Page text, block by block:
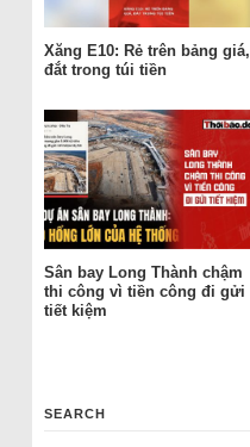
Xăng E10: Rẻ trên bảng giá,
đắt trong túi tiền
Sân bay Long Thành chậm
thi công vì tiền công đi gửi
tiết kiệm
SEARCH